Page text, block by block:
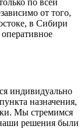
по всей
от того,
в Сибири
индивидуально
назначения,
Мы стремимся
решения были